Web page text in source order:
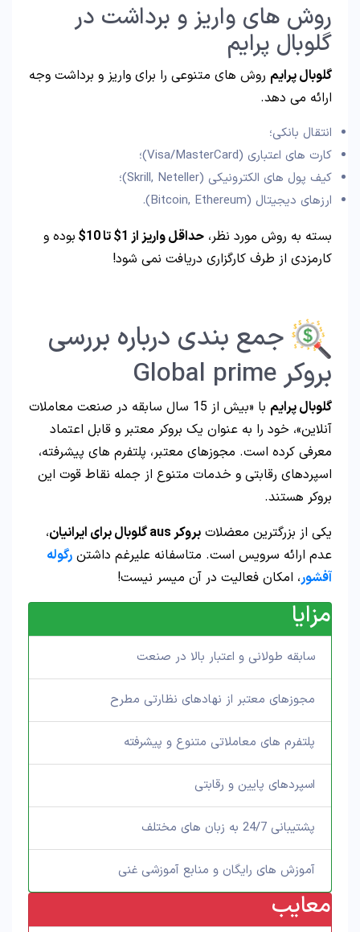
روش های واریز و برداشت در
گلوبال پرایم
گلوبال پرایم روش های متنوعی را برای واریز و برداشت وجه
ارائه می دهد.
انتقال بانکی؛
کارت های اعتباری (Visa/MasterCard)؛
کیف پول های الکترونیکی (Skrill, Neteller)؛
ارزهای دیجیتال (Bitcoin, Ethereum).
بسته به روش مورد نظر، حداقل واریز از 1$ تا 10$
بوده و
کارمزدی از طرف کارگزاری دریافت نمی شود!
جمع بندی درباره بررسی
بروکر Global prime
گلوبال پرایم
با «بیش از 15 سال سابقه در صنعت معاملات
آنلاین»، خود را به عنوان یک بروکر معتبر و قابل اعتماد
معرفی کرده است. مجوزهای معتبر، پلتفرم های پیشرفته،
اسپردهای رقابتی و خدمات متنوع از جمله نقاط قوت این
بروکر هستند.
یکی از بزرگترین معضلات بروکر aus گلوبال برای ایرانیان
،
عدم ارائه سرویس است. متاسفانه علیرغم داشتن رگوله
آفشور، امکان فعالیت در آن میسر نیست!
مزایا
سابقه طولانی و اعتبار بالا در صنعت
مجوزهای معتبر از نهادهای نظارتی مطرح
پلتفرم های معاملاتی متنوع و پیشرفته
اسپردهای پایین و رقابتی
پشتیبانی 24/7 به زبان های مختلف
آموزش های رایگان و منابع آموزشی غنی
معایب